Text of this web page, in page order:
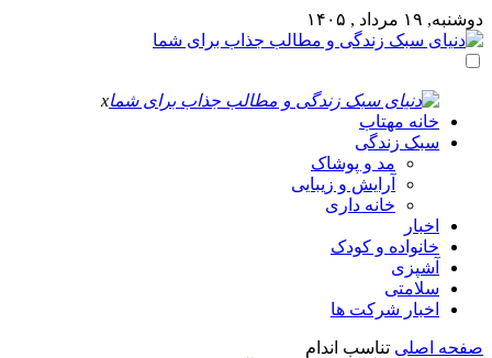
دوشنبه, ۱۹ مرداد , ۱۴۰۵
x
خانه مهتاب
سبک زندگی
مد و پوشاک
آرایش و زیبایی
خانه داری
اخبار
خانواده و کودک
آشپزی
سلامتی
اخبار شرکت ها
صفحه اصلی تناسب اندام